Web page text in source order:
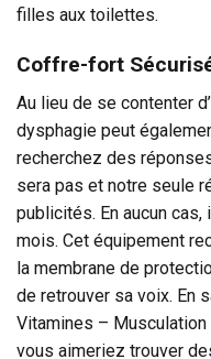
filles aux toilettes.
Coffre-fort
Au lieu de se contenter
dysphagie peut
recherchez des
sera pas et notre seule
publicités. En aucun
mois. Cet équipement
la membrane de
de retrouver sa voix. En
Vitamines –
vous aimeriez trouver